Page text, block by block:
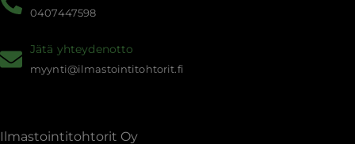
0407447598
Jätä yhteydenotto
myynti@ilmastointitohtorit.fi
Ilmastointitohtorit Oy